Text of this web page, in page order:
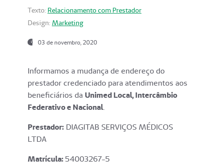
Texto: Relacionamento com Prestador
Design: Marketing
03 de novembro, 2020
Informamos a mudança de endereço do
prestador credenciado para atendimentos aos
beneficiários da Unimed Local, Intercâmbio
Federativo e Nacional.
Prestador: DIAGITAB SERVIÇOS MÉDICOS
LTDA
Matrícula:54003267-5